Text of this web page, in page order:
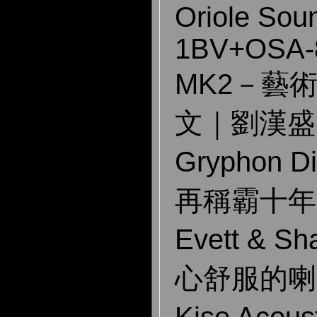
Oriole
MK2－藝
文｜劉漢盛
Gryphon
再稱霸十
Evett &
心舒服的